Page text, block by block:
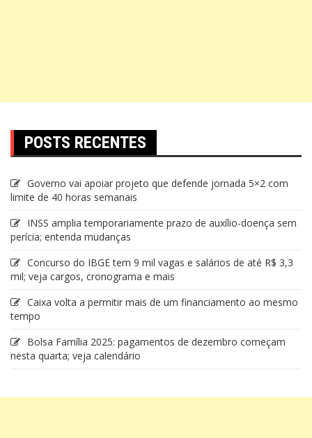
POSTS RECENTES
Governo vai apoiar projeto que defende jornada 5×2 com
limite de 40 horas semanais
INSS amplia temporariamente prazo de auxílio-doença sem
perícia; entenda mudanças
Concurso do IBGE tem 9 mil vagas e salários de até R$ 3,3
mil; veja cargos, cronograma e mais
Caixa volta a permitir mais de um financiamento ao mesmo
tempo
Bolsa Família 2025: pagamentos de dezembro começam
nesta quarta; veja calendário